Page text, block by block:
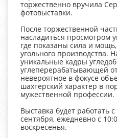
торжественно вручила
фотовыставки.
После торжественной
насладиться просмотром
где показаны сила и
угольного производства.
уникальные кадры
углеперерабатывающей
невероятное в фокусе
шахтерский характер в
мужественной профессии.
Выставка будет работать с
сентября, ежедневно с
воскресенья.